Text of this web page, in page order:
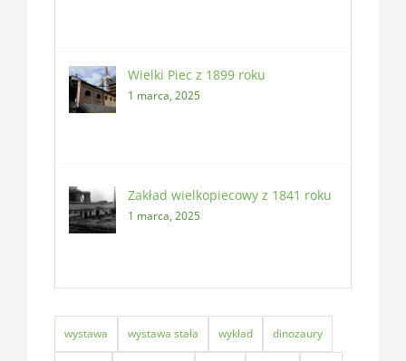
Wielki Piec z 1899 roku
1 marca, 2025
Zakład wielkopiecowy z 1841 roku
1 marca, 2025
wystawa wystawa stała wykład dinozaury